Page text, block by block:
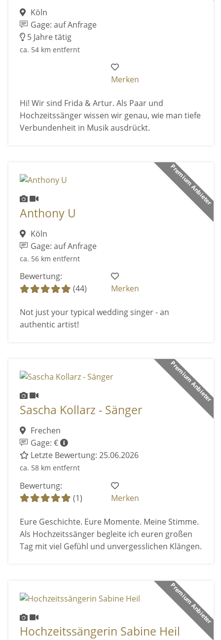
Köln
Gage: auf Anfrage
5 Jahre tätig
ca. 54 km entfernt
Merken
Hi! Wir sind Frida & Artur. Als Paar und
Hochzeitssänger wissen wir genau, wie man tiefe
Verbundenheit in Musik ausdrückt.
Premium Anbieter
Anthony U
Köln
Gage: auf Anfrage
ca. 56 km entfernt
Bewertung:
(44)
Merken
Not just your typical wedding singer - an
authentic artist!
Premium Anbieter
Sascha Kollarz - Sänger
Frechen
Gage: €
Letzte Bewertung: 25.06.2026
ca. 58 km entfernt
Bewertung:
(1)
Merken
Eure Geschichte. Eure Momente. Meine Stimme.
Als Hochzeitssänger begleite ich euren großen
Tag mit viel Gefühl und unvergesslichen Klängen.
Premium Anbieter
Hochzeitssängerin Sabine Heil